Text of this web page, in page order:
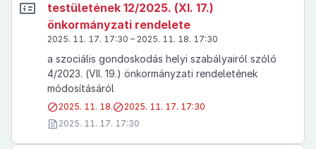
testületének 12/2025. (XI. 17.)
önkormányzati rendelete
2025. 11. 17. 17:30 – 2025. 11. 18. 17:30
a szociális gondoskodás helyi szabályairól szóló
4/2023. (VII. 19.) önkormányzati rendeletének
módosításáról
2025. 11. 18.
2025. 11. 17. 17:30
2025. 11. 17. 17:30